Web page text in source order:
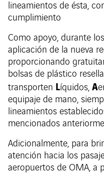
lineamientos de ésta,
cumplimiento
Como apoyo, durante
aplicación de la nueva
proporcionando
bolsas de plástico
transporten Líquidos, A
equipaje de mano,
lineamientos
mencionados
Adicionalmente, para
atención hacia los
aeropuertos de OMA, a